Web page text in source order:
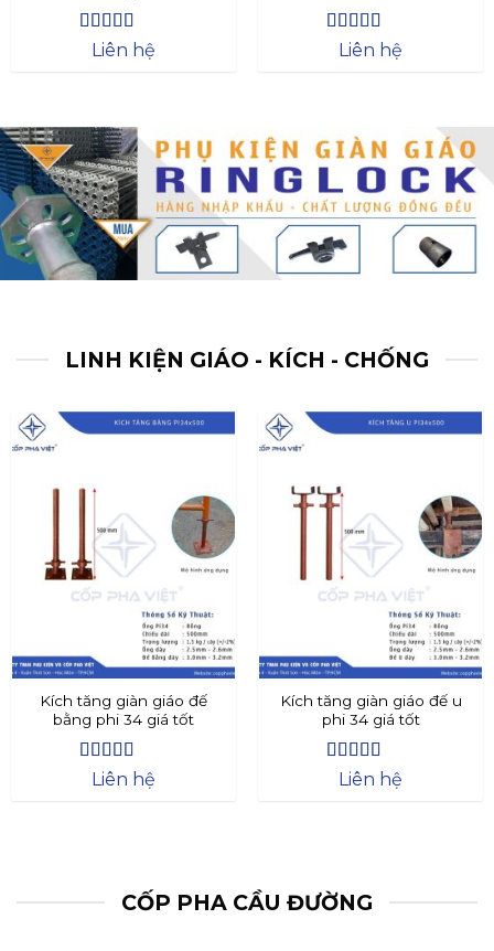
Được xếp
Liên hệ
Được xếp
Liên hệ
LINH KIỆN GIÁO - KÍCH - CHỐNG
Kích tăng giàn giáo đế
bằng phi 34 giá tốt
Được xếp
5
Liên hệ
Kích tăng giàn giáo đế u
phi 34 giá tốt
Được xếp
5
Liên hệ
CỐP PHA CẦU ĐƯỜNG